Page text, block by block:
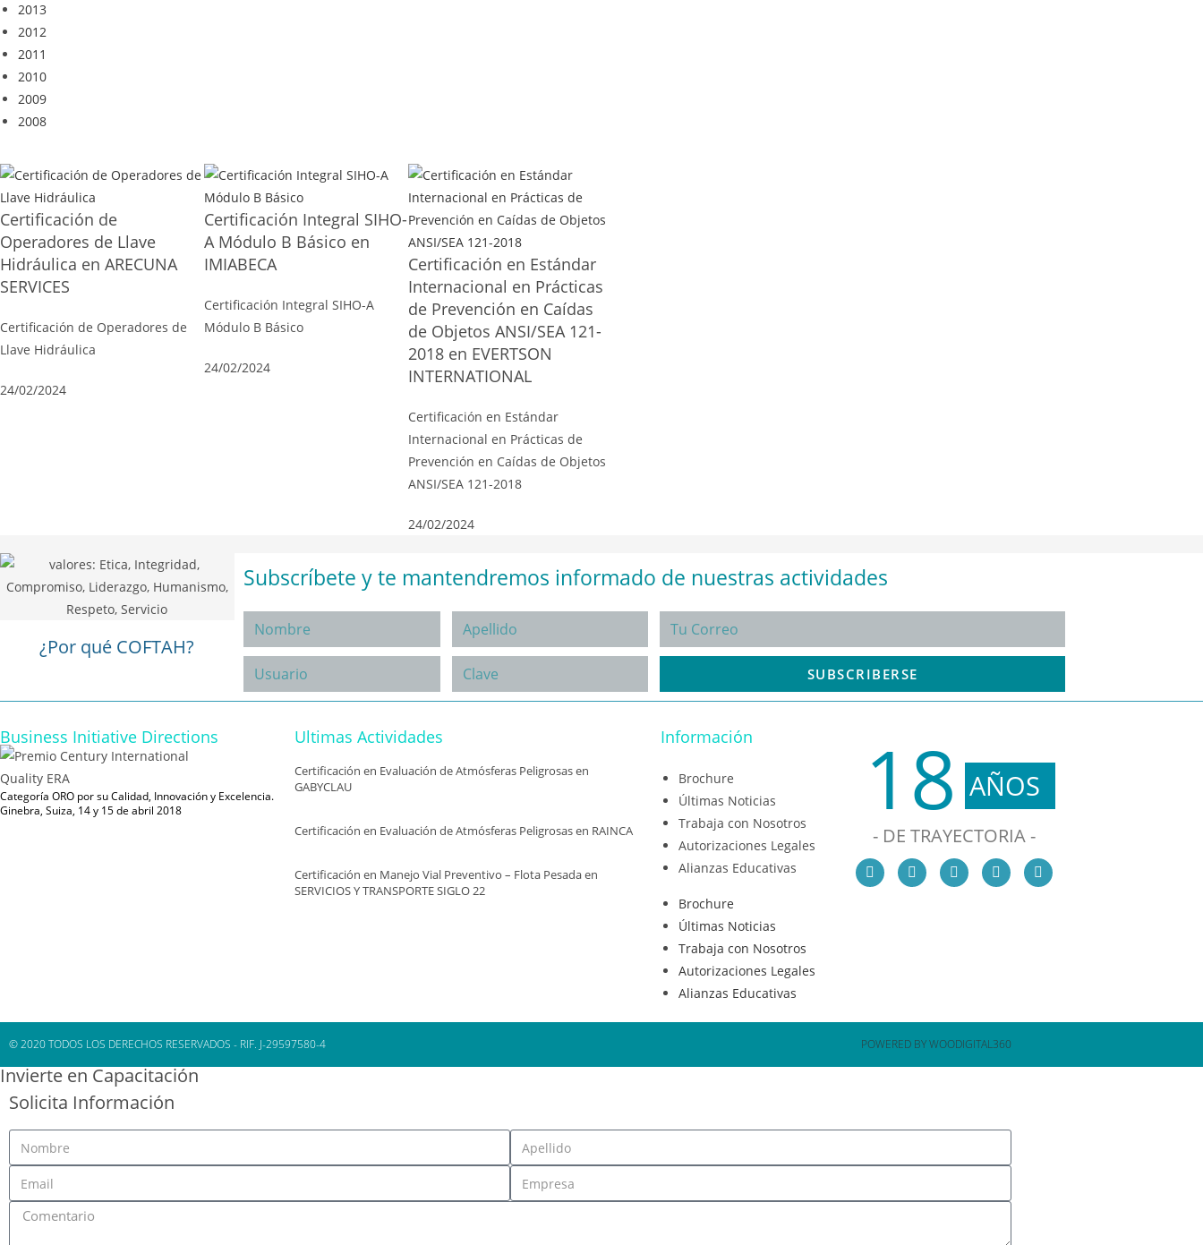
2013
2012
2011
2010
2009
2008
Certificación de
Operadores de Llave
Hidráulica en ARECUNA
SERVICES
Certificación de Operadores de
Llave Hidráulica
24/02/2024
Certificación Integral SIHO-
A Módulo B Básico en
IMIABECA
Certificación Integral SIHO-A
Módulo B Básico
24/02/2024
Certificación en Estándar
Internacional en Prácticas
de Prevención en Caídas
de Objetos ANSI/SEA 121-
2018 en EVERTSON
INTERNATIONAL
Certificación en Estándar
Internacional en Prácticas de
Prevención en Caídas de Objetos
ANSI/SEA 121-2018
24/02/2024
¿Por qué COFTAH?
Subscríbete y te mantendremos informado de nuestras actividades
SUBSCRIBERSE
Business Initiative Directions
Categoría ORO por su Calidad, Innovación y Excelencia.
Ginebra, Suiza, 14 y 15 de abril 2018
Ultimas Actividades
Certificación en Evaluación de Atmósferas Peligrosas en
GABYCLAU
Certificación en Evaluación de Atmósferas Peligrosas en RAINCA
Certificación en Manejo Vial Preventivo – Flota Pesada en
SERVICIOS Y TRANSPORTE SIGLO 22
Información
Brochure
Últimas Noticias
Trabaja con Nosotros
Autorizaciones Legales
Alianzas Educativas
Brochure
Últimas Noticias
Trabaja con Nosotros
Autorizaciones Legales
Alianzas Educativas
18 AÑOS
- DE TRAYECTORIA -
© 2020 TODOS LOS DERECHOS RESERVADOS - RIF. J-29597580-4 POWERED BY WOODIGITAL360
Invierte en Capacitación
Solicita Información